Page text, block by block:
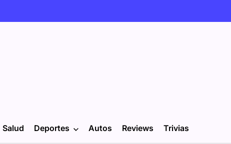
Salud Deportes Autos Reviews Trivias